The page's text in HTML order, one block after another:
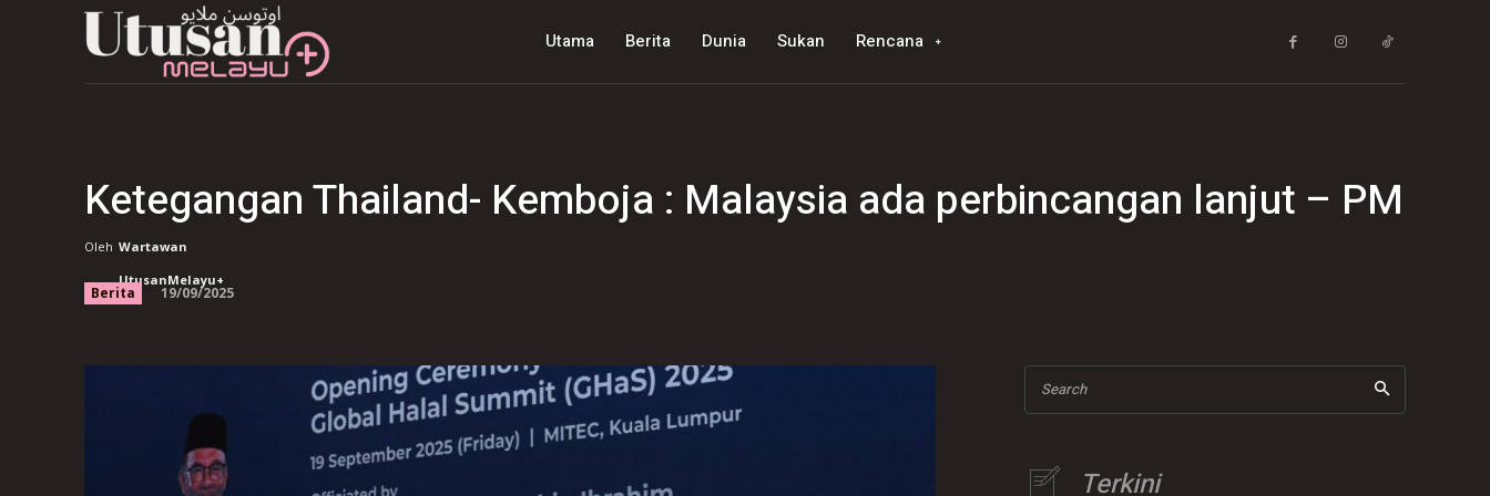
Utama Berita Dunia Sukan Rencana
Ketegangan Thailand- Kemboja : Malaysia ada perbincangan lanjut – PM
Oleh Wartawan
UtusanMelayu+
Berita 19/09/2025
Search
Terkini